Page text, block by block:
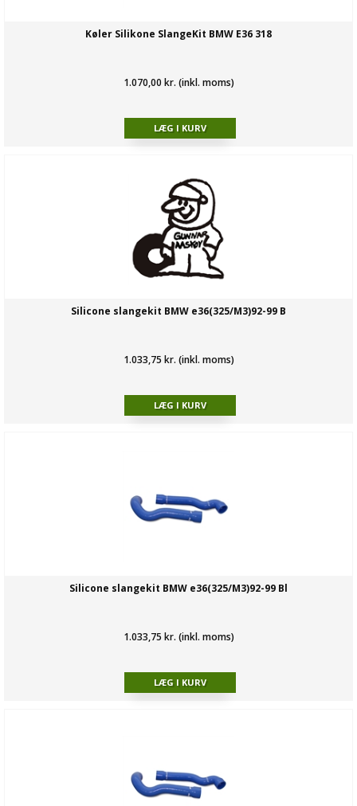
Køler Silikone SlangeKit BMW E36 318
1.070,00 kr. (inkl. moms)
Silicone slangekit BMW e36(325/M3)92-99 B
1.033,75 kr. (inkl. moms)
Silicone slangekit BMW e36(325/M3)92-99 Bl
1.033,75 kr. (inkl. moms)